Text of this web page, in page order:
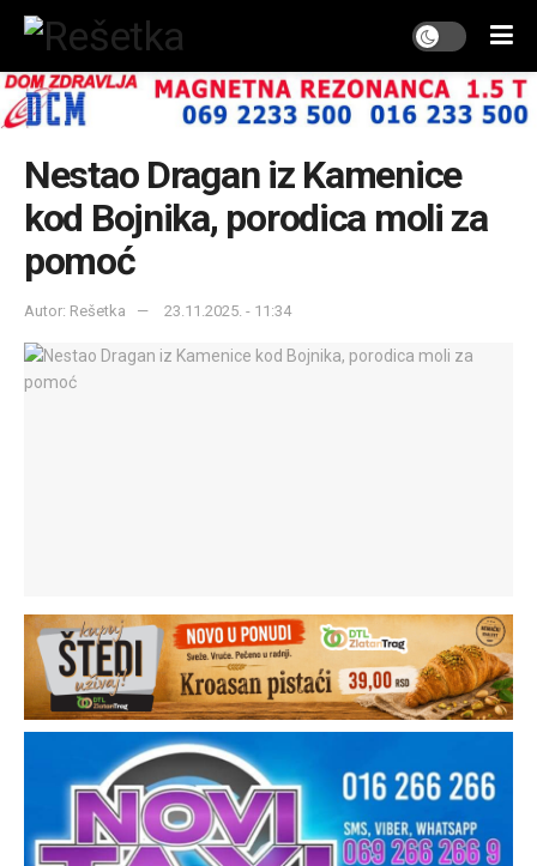
Nestao Dragan iz Kamenice
kod Bojnika, porodica moli za
pomoć
Autor: Rešetka 23.11.2025. - 11:34